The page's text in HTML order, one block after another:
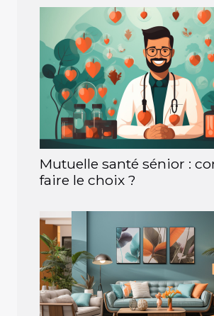
Mutuelle santé sénior :
faire le choix ?